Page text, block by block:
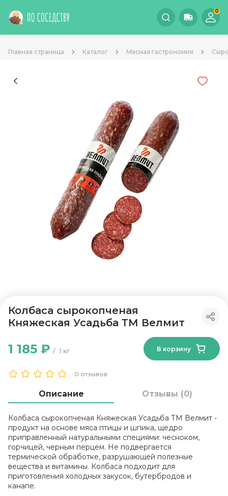
0
Главная страница Каталог Мясная гастрономия
Колбаса сырокопченая
Княжеская Усадьба ТМ Велмит
0 отзывов
1 кг
1 185 ₽ В корзину
Описание Отзывы (0)
Колбаса сырокопченая Княжеская Усадьба ТМ Велмит -
продукт на основе мяса птицы и шпика, щедро
приправленный натуральными специями: чесноком,
горчицей, черным перцем. Не подвергается
термической обработке, разрушающей полезные
вещества и витамины. Колбаса подходит для
приготовления холодных закусок, бутербродов и
канапе.